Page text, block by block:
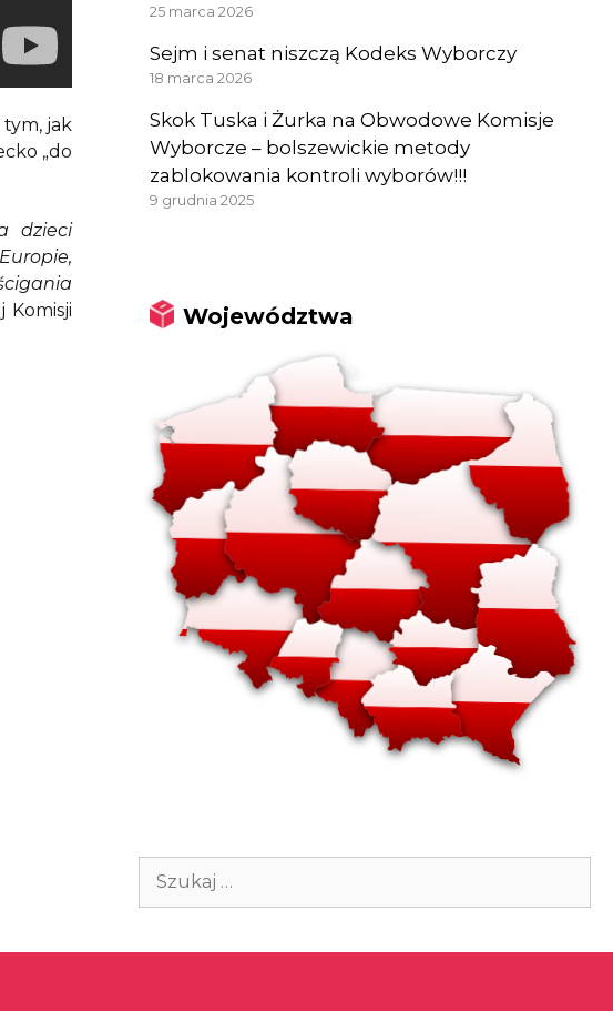
jak
„do
dzieci
Komisji
25 marca 2026
Sejm i senat niszczą Kodeks Wyborczy
18 marca 2026
Skok Tuska i Żurka na Obwodowe Komisje
Wyborcze – bolszewickie metody
zablokowania kontroli wyborów!!!
9 grudnia 2025
Województwa
Szukaj: